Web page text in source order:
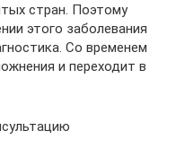
стран. Поэтому
этого заболевания
Со временем
и переходит в